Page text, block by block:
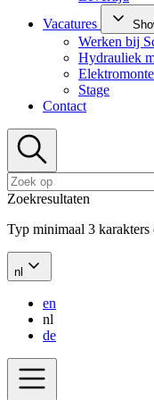
Vacatures
Werken bij
Hydrauliek
Stage
Contact
Zoekresultaten
Typ minimaal 3 karakters
nl
en
nl
de